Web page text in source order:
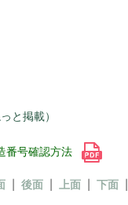
と掲載）
番号確認方法
後面 上面 下面